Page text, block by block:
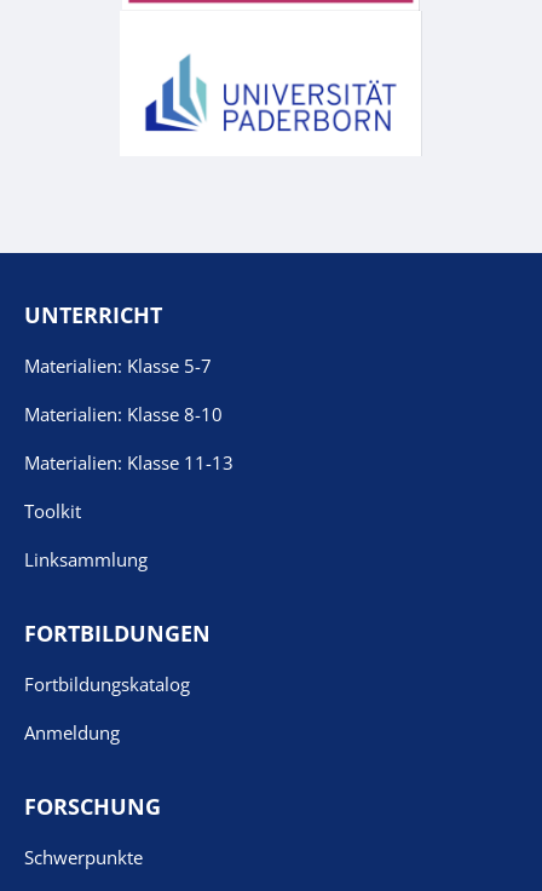
UNTERRICHT
Materialien: Klasse 5-7
Materialien: Klasse 8-10
Materialien: Klasse 11-13
Toolkit
Linksammlung
FORTBILDUNGEN
Fortbildungskatalog
Anmeldung
FORSCHUNG
Schwerpunkte